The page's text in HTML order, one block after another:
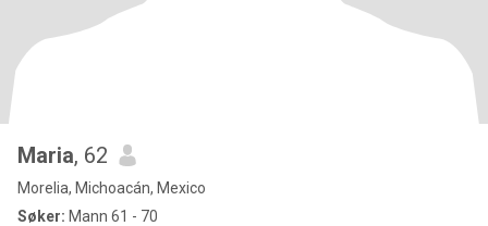
Maria, 62
Morelia, Michoacán, Mexico
Søker: Mann 61 - 70